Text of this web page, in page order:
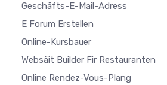
Geschäfts-E-Mail-Adress
E Forum Erstellen
Online-Kursbauer
Websäit Builder Fir Restauranten
Online Rendez-Vous-Plang